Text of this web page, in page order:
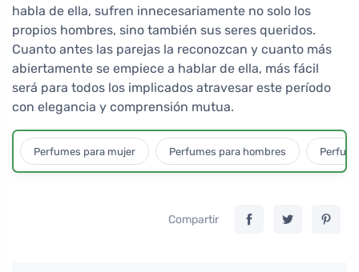
habla de ella, sufren innecesariamente no solo los
propios hombres, sino también sus seres queridos.
Cuanto antes las parejas la reconozcan y cuanto más
abiertamente se empiece a hablar de ella, más fácil
será para todos los implicados atravesar este período
con elegancia y comprensión mutua.
Perfumes para mujer Perfumes para hombres
Compartir